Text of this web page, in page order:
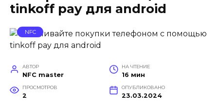
tinkoff pay для android
NFC
АВТОР
NFC master
НА ЧТЕНИЕ
16 мин
ПРОСМОТРОВ
2
ОПУБЛИКОВАНО
23.03.2024